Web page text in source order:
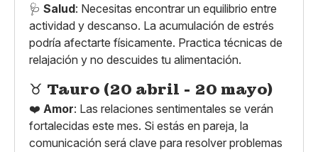
🩺 Salud: Necesitas encontrar un equilibrio entre
actividad y descanso. La acumulación de estrés
podría afectarte físicamente. Practica técnicas de
relajación y no descuides tu alimentación.
♉ Tauro (20 abril - 20 mayo)
❤️ Amor: Las relaciones sentimentales se verán
fortalecidas este mes. Si estás en pareja, la
comunicación será clave para resolver problemas